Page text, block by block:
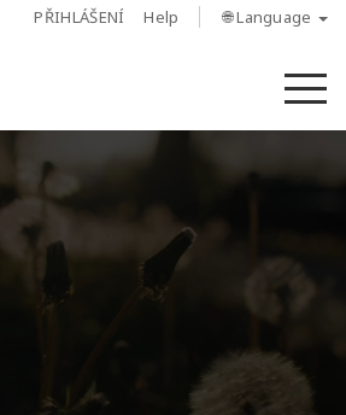
PŘIHLÁŠENÍ Help 🌐 Language